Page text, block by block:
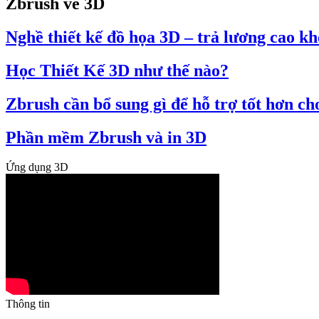
Nghề thiết kế đồ họa 3D – trả lương cao
Học Thiết Kế 3D như thế nào?
Zbrush cần bổ sung gì để hỗ trợ tốt hơn
Phần mềm Zbrush và in 3D
Ứng dụng 3D
Thông tin